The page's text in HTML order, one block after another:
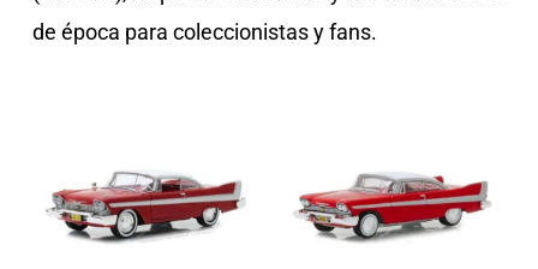
de época para coleccionistas y fans.